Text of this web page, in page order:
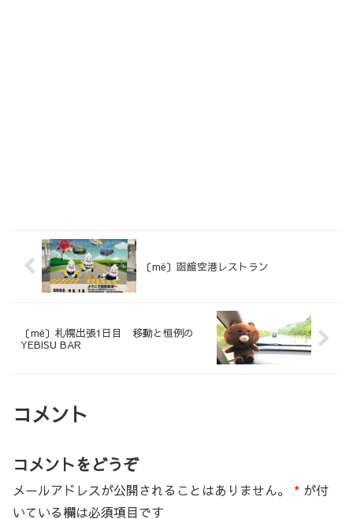
〔më〕函館空港レストラン
〔më〕札幌出張1日目 移動と恒例の
YEBISU BAR
コメント
コメントをどうぞ
メールアドレスが公開されることはありません。 * が付
いている欄は必須項目です